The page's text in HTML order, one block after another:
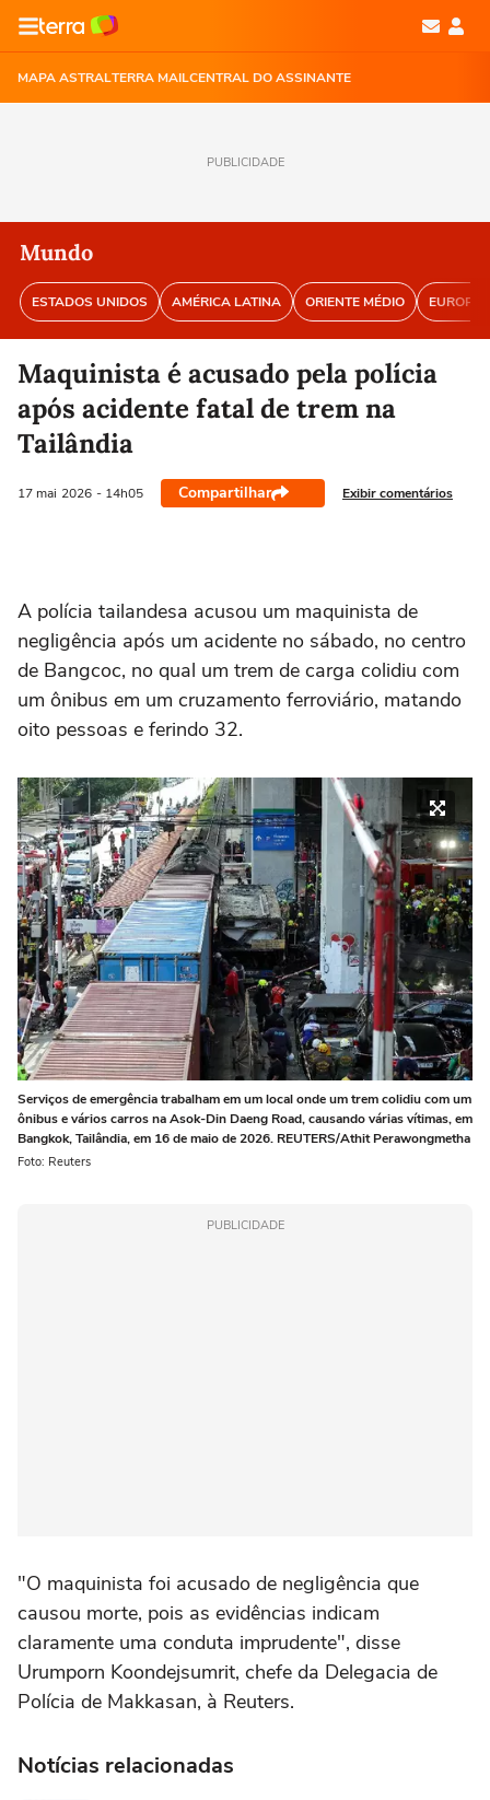
MAPA ASTRALTERRA MAILCENTRAL DO ASSINANTE
PUBLICIDADE
Mundo
ESTADOS UNIDOS AMÉRICA LATINA ORIENTE MÉDIO EUROPA
Maquinista é acusado pela polícia
após acidente fatal de trem na
Tailândia
17 mai 2026 - 14h05 Compartilhar Exibir comentários
A ‌polícia tailandesa acusou um maquinista de
negligência após um acidente no sábado, no centro
de Bangcoc, no qual um trem de carga ⁠colidiu com
um ônibus em ‌um cruzamento ferroviário, matando
oito pessoas e ferindo 32.
Serviços de emergência trabalham em um local onde um trem colidiu com um
ônibus e vários carros na Asok-Din Daeng Road, causando várias vítimas, em
Bangkok, Tailândia, em 16 de maio de 2026. REUTERS/Athit Perawongmetha
Foto: Reuters
PUBLICIDADE
"O maquinista ‌foi acusado de ‌negligência que
causou morte, pois ⁠as evidências indicam
claramente uma conduta imprudente", disse
Urumporn Koondejsumrit, chefe da Delegacia de
Polícia de Makkasan, à Reuters.
Notícias relacionadas